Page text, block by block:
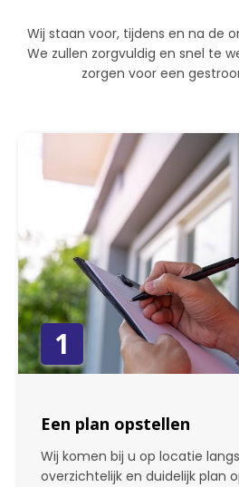
Wij staan voor, tijdens en na de
We zullen zorgvuldig en snel te
zorgen voor een
1
Een plan opstellen
Wij komen bij u op locatie
overzichtelijk en duidelijk plan